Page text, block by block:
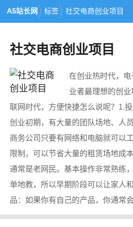
A5站长网 标签 社交电商创业项目
社交电商创业项目
在创业热时代，电
业者最理想的创
联网时代，方便快捷怎么说呢？1.
创业初期，有大量的团队场地、人
商务公司只要有网络和电脑就可以
限制，可以节省大量的租赁场地成
通常是老网民。基本操作非常熟练
单地教，所以早期阶段可以让家人
品：如果你有自己的产品，你通常